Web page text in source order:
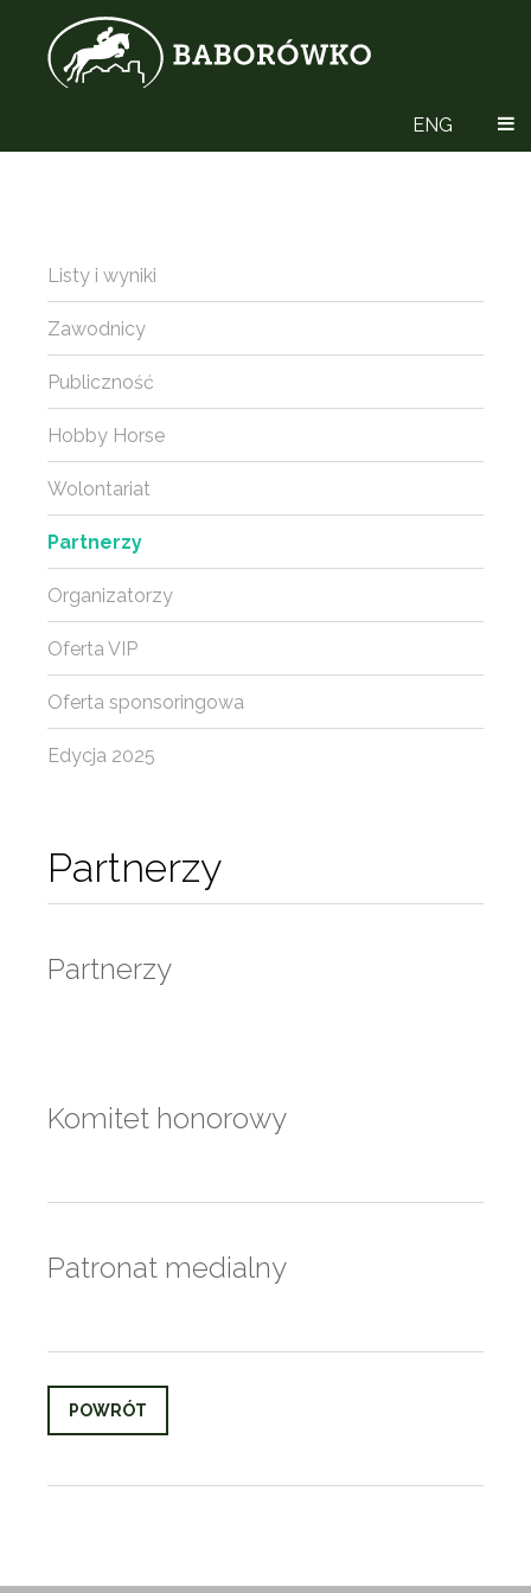
ENG
Partnerzy
Partnerzy
Komitet honorowy
Patronat medialny
POWRÓT
Listy i wyniki
Zawodnicy
Publiczność
Hobby Horse
Wolontariat
Partnerzy
Organizatorzy
Oferta VIP
Oferta sponsoringowa
Edycja 2025